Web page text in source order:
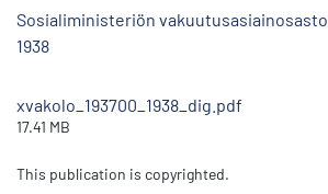
Sosialiministeriön vakuutusasiainosasto
1938
xvakolo_193700_1938_dig.pdf
17.41 MB
This publication is copyrighted.